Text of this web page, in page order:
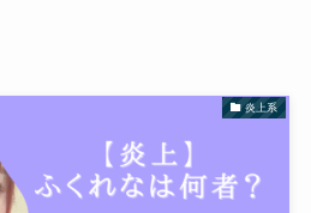
炎上系